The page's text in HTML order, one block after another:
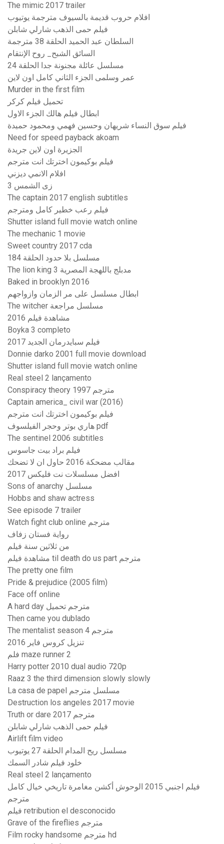
The mimic 2017 trailer
افلام حروب قديمة بالسيوف مترجمة يوتيوب
فيلم حمى الذهب شارلي شابلن
السلطان عبد الحميد الحلقة 38 مترجمة
السائق الشبح_ روح الإنتقام
مسلسل عائلة مجنونة جدا الحلقة 24
عمر وسلمى الجزء الثاني كامل اون لاين
Murder in the first film
تحميل فيلم كركر
ابطال فيلم هالك الجزء الاول
فيلم سوق النساء شريهان وحسين فهمي ومحمود حميدة
Need for speed payback akoam
الجزيرة اون لاين جريدة
فيلم بوكيمون اخترتك انت مترجم
افلام الانمي ديزني
زى الشمس 3
The captain 2017 english subtitles
فيلم رعب خطير كامل ومترجم
Shutter island full movie watch online
The mechanic 1 movie
Sweet country 2017 cda
مسلسل بلا حدود الحلقة 184
The lion king 3 مدبلج باللهجة المصرية
Baked in brooklyn 2016
ابطال مسلسل على مر الزمان وازواجهم
The witcher مسلسل مراجعة
مشاهدة فيلم 2016
Boyka 3 completo
فيلم سبايدرمان الجديد 2017
Donnie darko 2001 full movie download
Shutter island full movie watch online
Real steel 2 lançamento
Conspiracy theory 1997 مترجم
Captain america_ civil war (2016)
فيلم بوكيمون اخترتك انت مترجم
هاري بوتر وحجر الفيلسوف pdf
The sentinel 2006 subtitles
فيلم براد بيت جاسوس
مقالب مضحكة 2016 حاول ان لا تضحك
افضل مسلسلات نت فلیکس 2017
Sons of anarchy مسلسل
Hobbs and shaw actress
See episode 7 trailer
Watch fight club online مترجم
رواية فستان زفاف
من ثلاثين سنة فيلم
مشاهدة فيلم til death do us part مترجم
The pretty one film
Pride & prejudice (2005 film)
Face off online
A hard day مترجم تحميل
Then came you dublado
The mentalist season 4 مترجم
تنزيل كروس فاير 2016
فلم maze runner 2
Harry potter 2010 dual audio 720p
Raaz 3 the third dimension slowly slowly
La casa de papel مسلسل مترجم
Destruction los angeles 2017 movie
Truth or dare 2017 مترجم
فيلم حمى الذهب شارلي شابلن
Airlift film video
مسلسل ريح المدام الحلقة 27 يوتيوب
خلود فيلم شادر السمك
Real steel 2 lançamento
فيلم اجنبي 2015 الوحوش أكشن مغامرة تاريخي خيال كامل
مترجم
فيلم retribution el desconocido
Grave of the fireflies مترجم
Film rocky handsome مترجم hd